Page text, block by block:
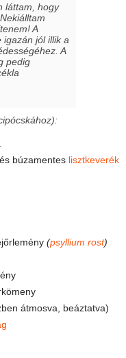
láttam, hogy
A
igazán jól illik a
A
pedig
búzamentes lisztkeverék
(psyllium rost)
átmosva, beáztatva)